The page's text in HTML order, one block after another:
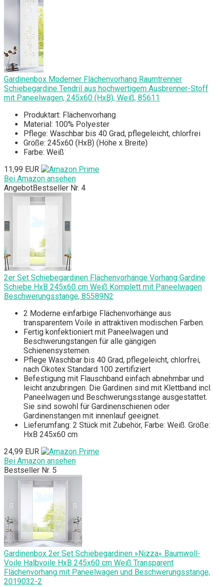
Gardinenbox Moderner Flächenvorhang Raumtrenner
Schiebegardine Tendril aus hochwertigem Ausbrenner-Stoff
mit Paneelwagen, 245x60 (HxB), Weiß, 85611
Produktart: Flächenvorhang
Material: 100% Polyester
Pflege: Waschbar bis 40 Grad, pflegeleicht, chlorfrei
Größe: 245x60 (HxB) (Höhe x Breite)
Farbe: Weiß
11,99 EUR
Bei Amazon ansehen
AngebotBestseller Nr. 4
2er Set Schiebegardinen Flächenvorhänge Vorhang Gardine
Schiebe HxB 245x60 cm Weiß Komplett mit Paneelwagen
Beschwerungsstange, 85589N2
2 Moderne einfarbige Flächenvorhänge aus
transparentem Voile in attraktiven modischen Farben.
Fertig konfektioniert mit Paneelwagen und
Beschwerungstangen für alle gängigen
Schienensystemen.
Pflege Waschbar bis 40 Grad, pflegeleicht, chlorfrei,
nach Ökotex Standard 100 zertifiziert
Befestigung mit Flauschband einfach abnehmbar und
leicht anzubringen. Die Gardinen sind mit Klettband incl.
Paneelwagen und Beschwerungsstange ausgestattet.
Sie sind sowohl für Gardinenschienen oder
Gardinenstangen mit innenlauf geeignet.
Lieferumfang: 2 Stück mit Zubehör, Farbe: Weiß. Größe:
HxB 245x60 cm
24,99 EUR
Bei Amazon ansehen
Bestseller Nr. 5
Gardinenbox 2er Set Schiebegardinen »Nizza« Baumwoll-
Voile Halbvoile HxB 245x60 cm Weiß Transparent
Flächenvorhang mit Paneelwagen und Beschwerungsstange,
2019032-2